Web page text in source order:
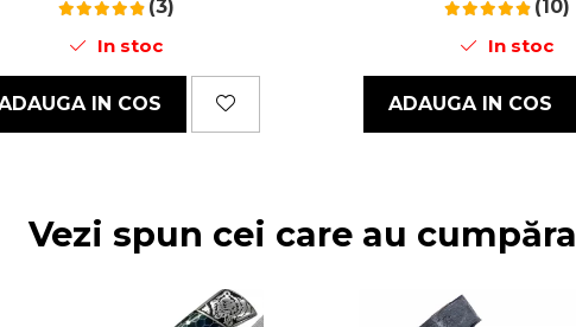
(3)
In stoc
IN COS
(10)
In stoc
ADAUGA IN COS
Vezi spun cei care au